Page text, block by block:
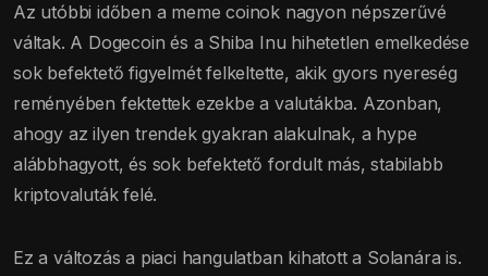
Az utóbbi időben a meme coinok nagyon népszerűvé
váltak. A Dogecoin és a Shiba Inu hihetetlen emelkedése
sok befektető figyelmét felkeltette, akik gyors nyereség
reményében fektettek ezekbe a valutákba. Azonban,
ahogy az ilyen trendek gyakran alakulnak, a hype
alábbhagyott, és sok befektető fordult más, stabilabb
kriptovaluták felé.
Ez a változás a piaci hangulatban kihatott a Solanára is.